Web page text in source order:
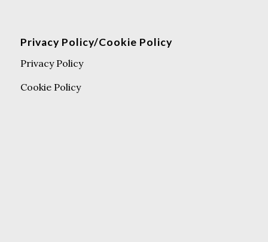
Privacy Policy/Cookie Policy
Privacy Policy
Cookie Policy